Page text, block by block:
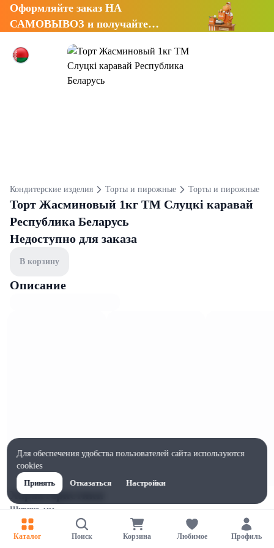
Оформляйте заказ НА
САМОВЫВОЗ и получайте
Кондитерские изделия Торты и пирожные Торты и пирожные
Торт Жасминовый 1кг ТМ Слуцкі каравай
Республика Беларусь
Недоступно для заказа
В корзину
Описание
Характеристики
Ширина, мм
200
Высота, мм
Каталог Поиск Корзина Любимое Профиль
Для обеспечения удобства пользователей сайта используются
cookies
Принять
Отказаться Настройки